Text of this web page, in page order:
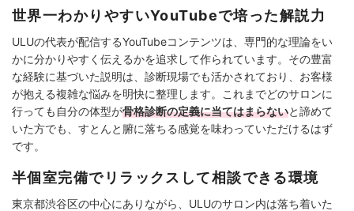
世界一わかりやすいYouTubeで培った解説力
ULUの代表が配信するYouTubeコンテンツは、専門的な理論をい
かに分かりやすく伝えるかを追求して作られています。その豊富
な経験に基づいた説明は、診断現場でも活かされており、お客様
が抱える複雑な悩みを明快に整理します。これまでどのサロンに
行っても自分の体型が骨格診断の定義に当てはまらないと諦めて
いた方でも、すとんと腑に落ちる感覚を味わっていただけるはず
です。
半個室完備でリラックスして相談できる環境
東京都渋谷区の中心にありながら、ULUのサロン内は落ち着いた